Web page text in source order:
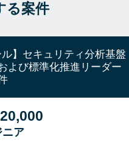
る案件
ル】セキュリティ分析基盤
よび標準化推進リーダー
ニア